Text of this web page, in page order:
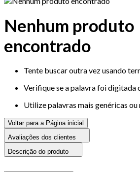
Nenhum produto
encontrado
Tente buscar outra vez usando
Verifique se a palavra foi digitada
Utilize palavras mais genéricas ou
Voltar para a Página inicial
Avaliações dos clientes
Descrição do produto